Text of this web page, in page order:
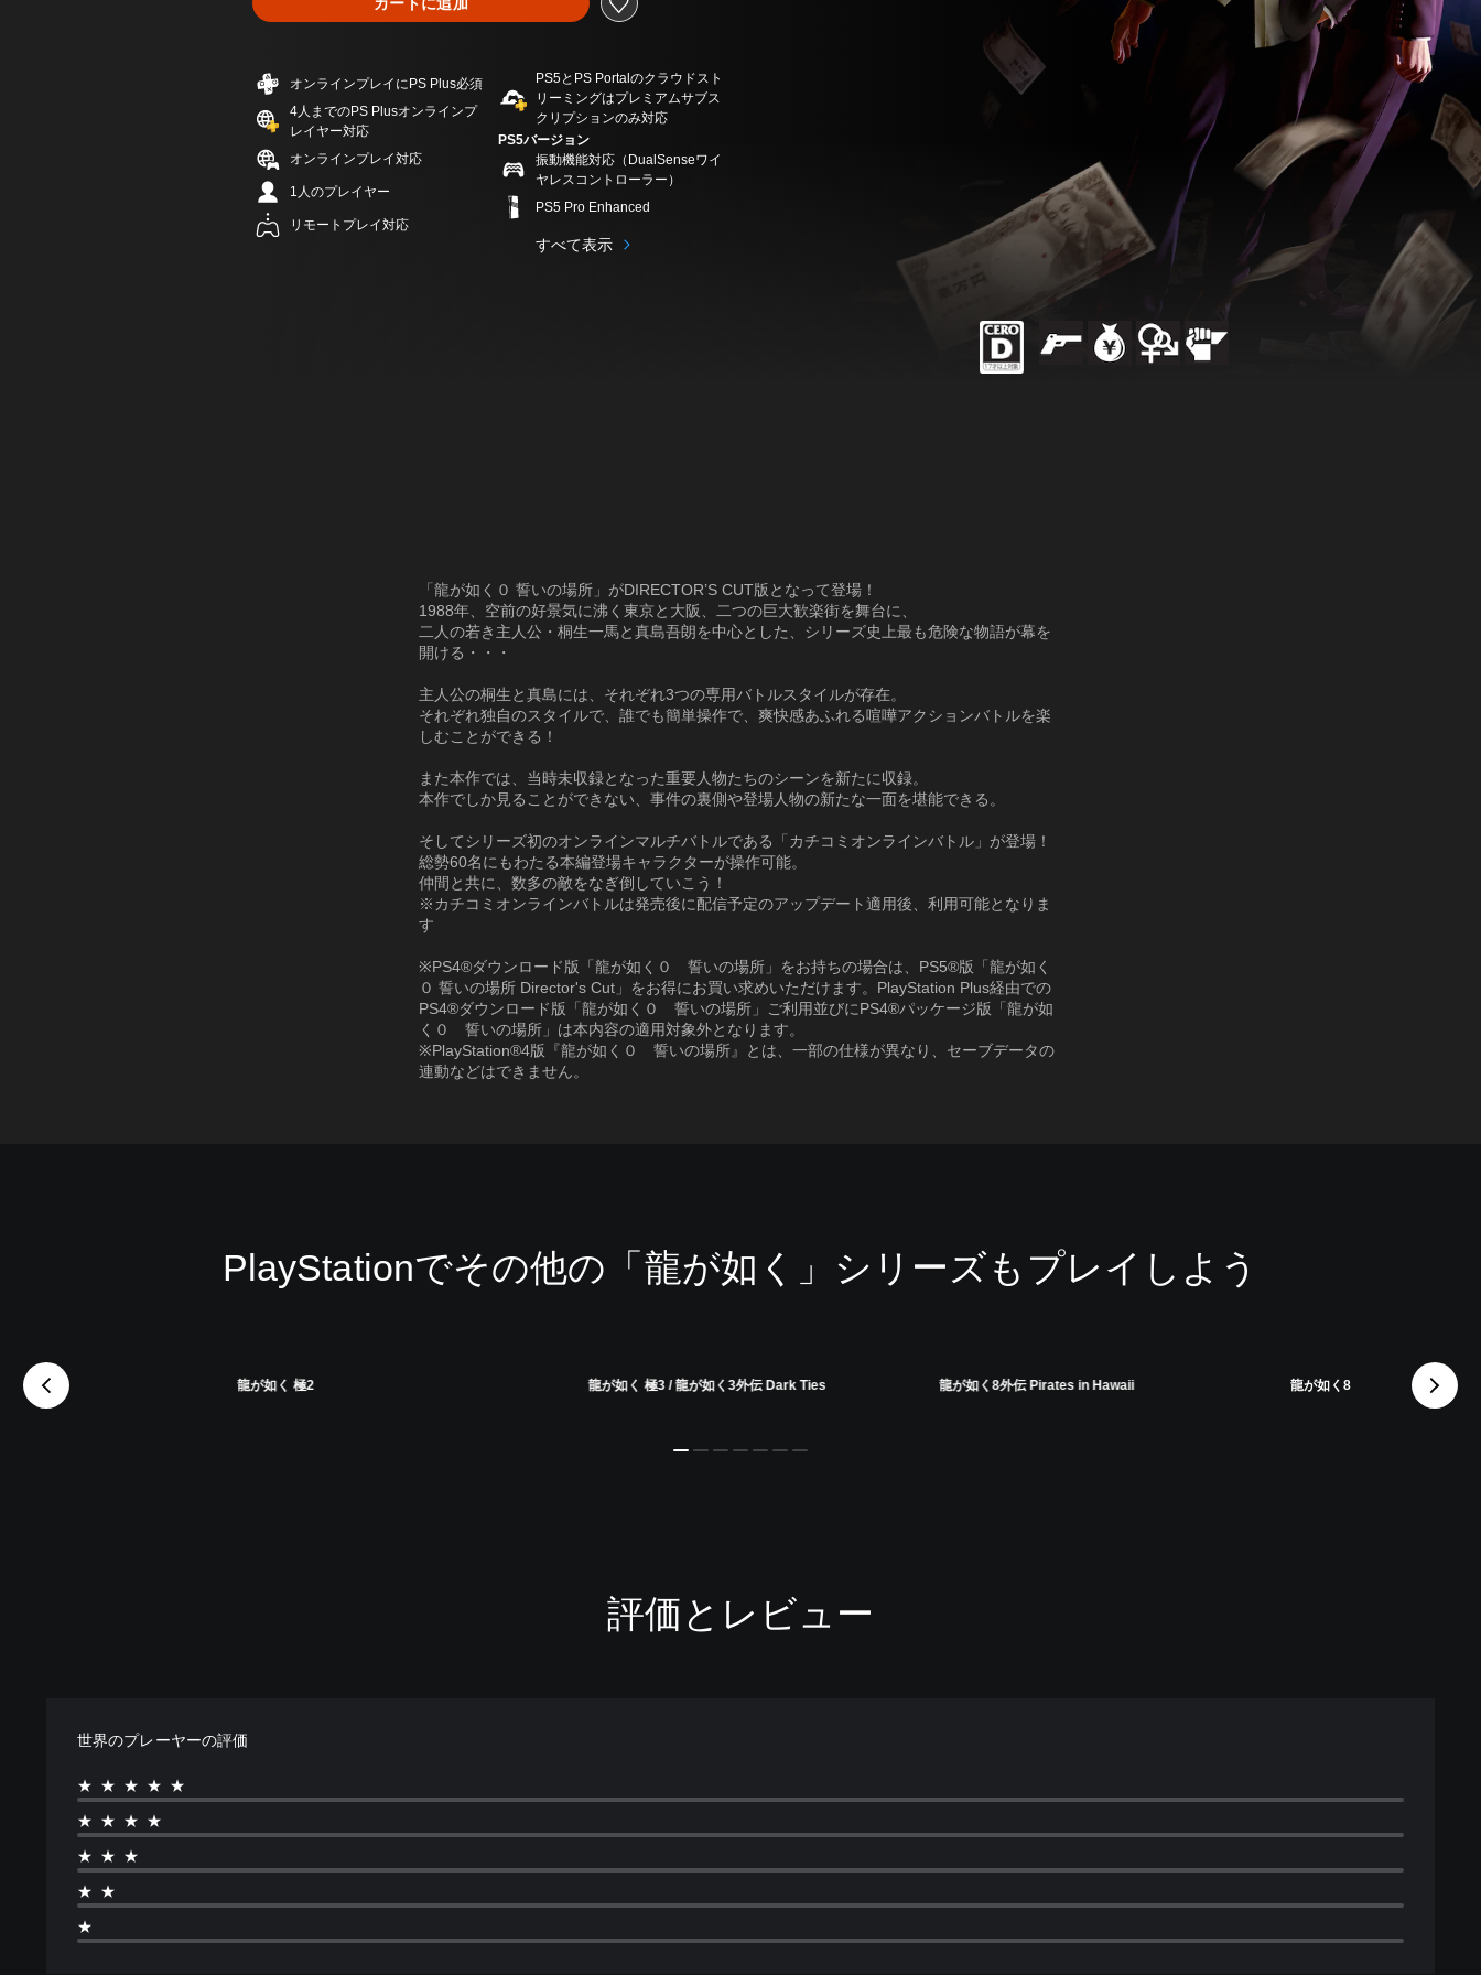
オンラインプレイにPS Plus必須
4人までのPS Plusオンラインプ
レイヤー対応
オンラインプレイ対応
1人のプレイヤー
リモートプレイ対応
PS5とPS Portalのクラウドスト
リーミングはプレミアムサブス
クリプションのみ対応
PS5バージョン
振動機能対応（DualSenseワイ
ヤレスコントローラー）
PS5 Pro Enhanced
すべて表示
「龍が如く０ 誓いの場所」がDIRECTOR’S CUT版となって登場！
1988年、空前の好景気に沸く東京と大阪、二つの巨大歓楽街を舞台に、
二人の若き主人公・桐生一馬と真島吾朗を中心とした、シリーズ史上最も危険な物語が幕を
開ける・・・
主人公の桐生と真島には、それぞれ3つの専用バトルスタイルが存在。
それぞれ独自のスタイルで、誰でも簡単操作で、爽快感あふれる喧嘩アクションバトルを楽
しむことができる！
また本作では、当時未収録となった重要人物たちのシーンを新たに収録。
本作でしか見ることができない、事件の裏側や登場人物の新たな一面を堪能できる。
そしてシリーズ初のオンラインマルチバトルである「カチコミオンラインバトル」が登場！
総勢60名にもわたる本編登場キャラクターが操作可能。
仲間と共に、数多の敵をなぎ倒していこう！
※カチコミオンラインバトルは発売後に配信予定のアップデート適用後、利用可能となりま
す
※PS4®ダウンロード版「龍が如く０ 誓いの場所」をお持ちの場合は、PS5®版「龍が如く
０ 誓いの場所 Director's Cut」をお得にお買い求めいただけます。PlayStation Plus経由での
PS4®ダウンロード版「龍が如く０ 誓いの場所」ご利用並びにPS4®パッケージ版「龍が如
く０ 誓いの場所」は本内容の適用対象外となります。
※PlayStation®4版『龍が如く０ 誓いの場所』とは、一部の仕様が異なり、セーブデータの
連動などはできません。
PlayStationでその他の「龍が如く」シリーズもプレイしよう
龍が如く 極3 / 龍が如く3外伝 Dark Ties 龍が如く8外伝 Pirates in Hawaii 龍が如く8
龍が如く 極2
評価とレビュー
世界のプレーヤーの評価
★★★★★
★★★★
★★★
★★
★